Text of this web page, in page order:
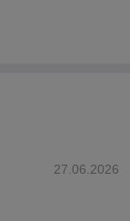
27.06.2026